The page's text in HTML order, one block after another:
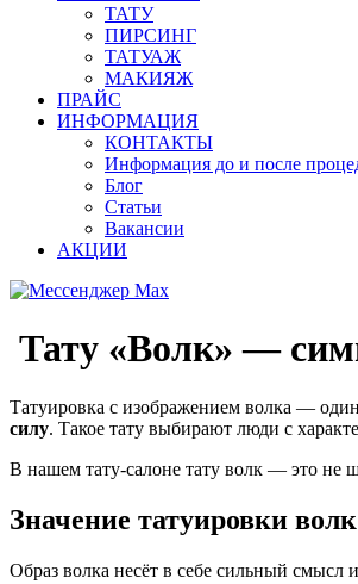
ТАТУ
ПИРСИНГ
ТАТУАЖ
МАКИЯЖ
ПРАЙС
ИНФОРМАЦИЯ
КОНТАКТЫ
Информация до и после
Блог
Статьи
Вакансии
АКЦИИ
Тату «Волк» —
Татуировка с изображением волка —
силу. Такое тату выбирают люди с
В нашем тату-салоне тату волк — это не
Значение татуировки волк
Образ волка несёт в себе сильный смысл